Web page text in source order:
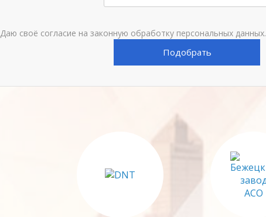
Даю своё согласие на законную обработку персональных данных.
Подобрать